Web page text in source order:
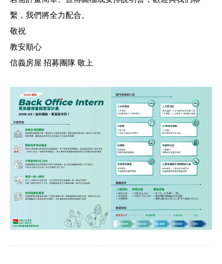
繫，我們將全力配合。
敬祝
教安順心
信義房屋 招募團隊 敬上